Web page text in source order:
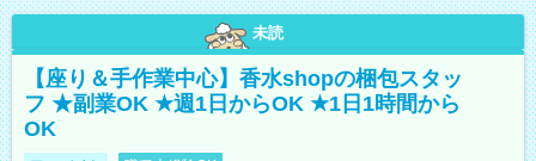
未読
【座り＆手作業中心】香水shopの梱包スタッ
フ ★副業OK ★週1日からOK ★1日1時間から
OK